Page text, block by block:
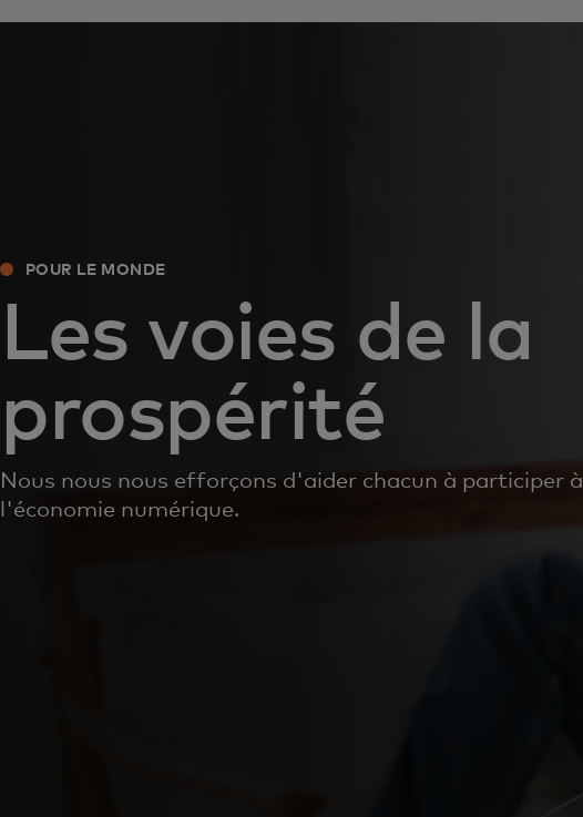
POUR LE MONDE
Les voies de la
prospérité
Nous nous nous efforçons d'aider chacun à participer à
l'économie numérique.